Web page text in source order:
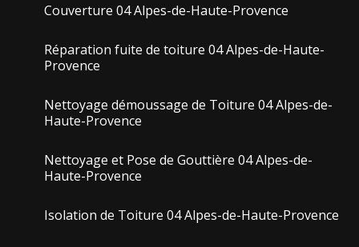
Couverture 04 Alpes-de-Haute-Provence
Réparation fuite de toiture 04 Alpes-de-Haute-
Provence
Nettoyage démoussage de Toiture 04 Alpes-de-
Haute-Provence
Nettoyage et Pose de Gouttière 04 Alpes-de-
Haute-Provence
Isolation de Toiture 04 Alpes-de-Haute-Provence